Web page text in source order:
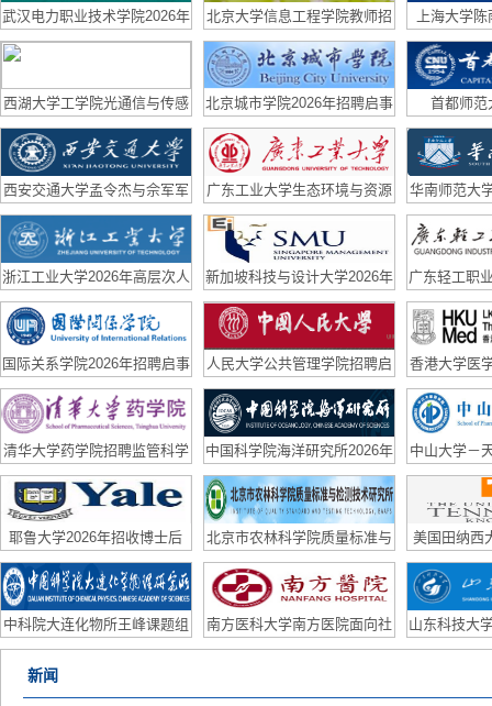
武汉电力职业技术学院2026年
招生章程
北京大学信息工程学院教师招
聘启事
上海大学
（生物材料
西湖大学工学院光通信与传感
实验室（副）研究员招聘启事
北京城市学院2026年招聘启事 首都师范
西安交通大学孟令杰与佘军军
团队联合招聘博后
广东工业大学生态环境与资源
学院国家优青课题组诚聘博士
后
华南师范大
队长期招聘
浙江工业大学2026年高层次人
才招聘公告
新加坡科技与设计大学2026年
招聘
广东轻工职
高层次、急
国际关系学院2026年招聘启事
人民大学公共管理学院招聘启
事
香港大学医
队招
清华大学药学院招聘监管科学
方向科研助理、青年学者公告
中国科学院海洋研究所2026年
博士后招聘公告
中山大学－
聘博士后
耶鲁大学2026年招收博士后
北京市农林科学院质量标准与
检测技术研究所招聘合同制科
研助理/联培学生
美国田纳西
招2D
中科院大连化物所王峰课题组
2026年博士后招聘计划
南方医科大学南方医院面向社
会公开招聘皮肤科主任、眼科
山东科技大
外优
新闻